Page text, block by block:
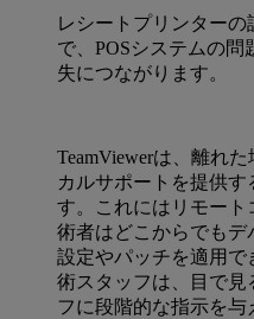
レシートプリンター
で、POSシステムの
失につながります。
TeamViewerは、離れ
カルサポートを提供す
す。これにはリモート
術者はどこからでもデ
設定やパッチを適用で
術スタッフは、目で見
フに段階的な指示を与